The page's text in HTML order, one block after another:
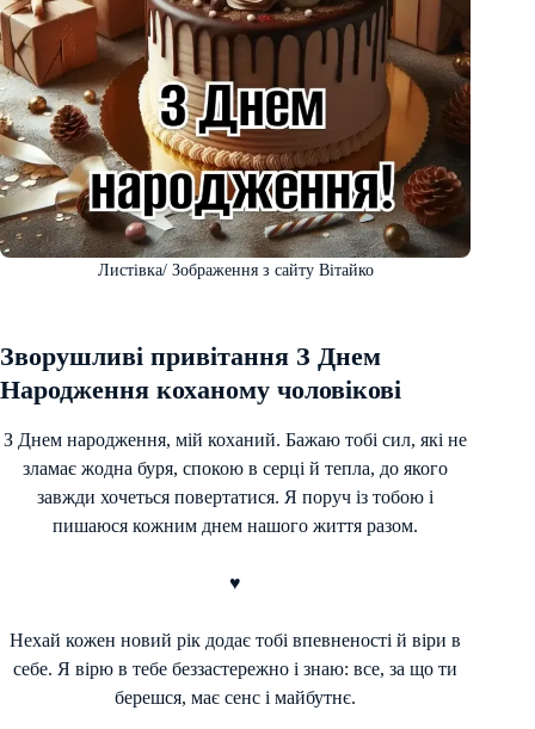
Листівка/ Зображення з сайту Вітайко
Зворушливі привітання З Днем
Народження коханому чоловікові
З Днем народження, мій коханий. Бажаю тобі сил, які не
зламає жодна буря, спокою в серці й тепла, до якого
завжди хочеться повертатися. Я поруч із тобою і
пишаюся кожним днем нашого життя разом.
♥
Нехай кожен новий рік додає тобі впевненості й віри в
себе. Я вірю в тебе беззастережно і знаю: все, за що ти
берешся, має сенс і майбутнє.